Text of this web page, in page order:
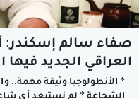
صفاء سالم إسكندر:
العراقي الجديد فيها
* الأنطولوجيا وثيقة مهمة..